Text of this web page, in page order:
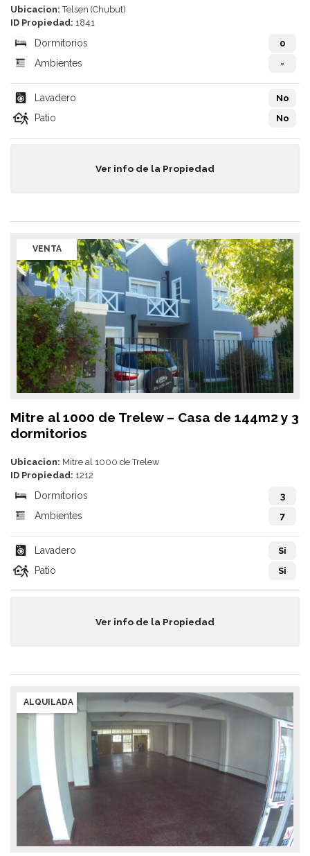
Ubicacion: Telsen (Chubut)
ID Propiedad: 1841
Dormitorios 0
Ambientes -
Lavadero No
Patio No
Ver info de la Propiedad
VENTA
Mitre al 1000 de Trelew – Casa de 144m2 y 3
dormitorios
Ubicacion: Mitre al 1000 de Trelew
ID Propiedad: 1212
Dormitorios 3
Ambientes 7
Lavadero Si
Patio Si
Ver info de la Propiedad
ALQUILADA